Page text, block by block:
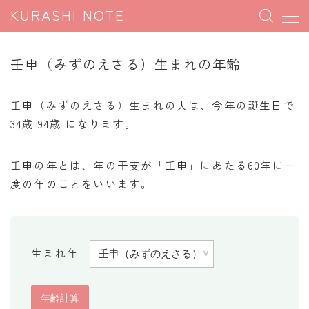
KURASHI NOTE
暮らしの豆知識
子育て豆知識
パソコン豆知識
暮らしの計算
割増計算
壬申（みずのえさる）生まれの年齢
壬申（みずのえさる）生まれの人は、今年の誕生日で
34歳 94歳 になります。
壬申の年とは、年の干支が「壬申」にあたる60年に一
度の年のことをいいます。
生まれ年